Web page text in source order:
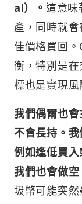
al）。 這意味
產，同時就
佳價格買回
衡，特別是
標也是實現風
我們偶爾也
不會長持。我
例如逢低買
我們也會做
圾幣可能突